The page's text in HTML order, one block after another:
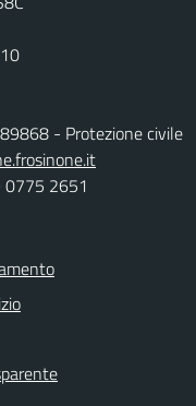
- Protezione civile
0775 2651